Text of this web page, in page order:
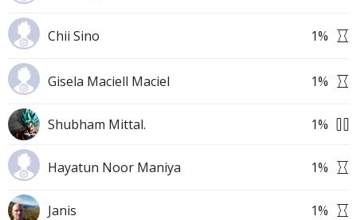
Chii Sino 1%
Gisela Maciell Maciel 1%
Shubham Mittal. 1%
Hayatun Noor Maniya 1%
Janis 1%